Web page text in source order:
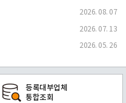
2026. 08. 07
2026. 07. 13
2026. 05. 26
등록대부업체
통합조회